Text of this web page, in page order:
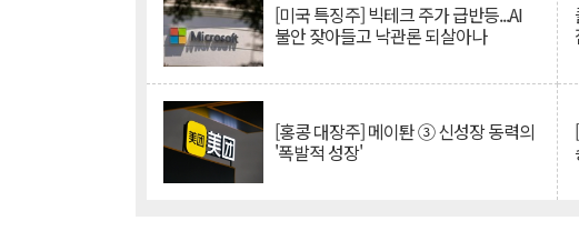
[미국 특징주] 빅테크 주가 급반등...AI
불안 잦아들고 낙관론 되살아나
[홍콩 대장주] 메이퇀 ③ 신성장 동력의
'폭발적 성장'